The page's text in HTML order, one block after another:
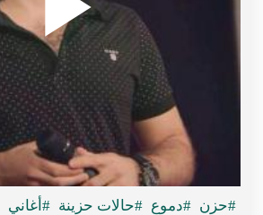
#حزن #دموع #حالات حزينة #أغاني